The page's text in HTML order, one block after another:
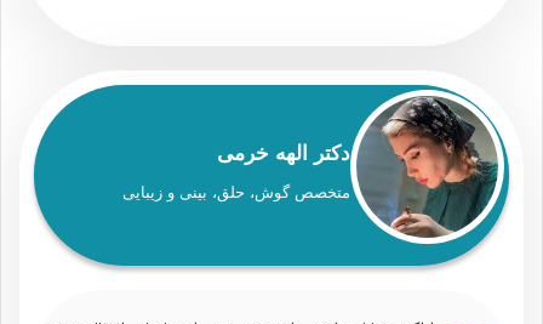
دکتر الهه خرمی
متخصص گوش، حلق، بینی و زیبایی